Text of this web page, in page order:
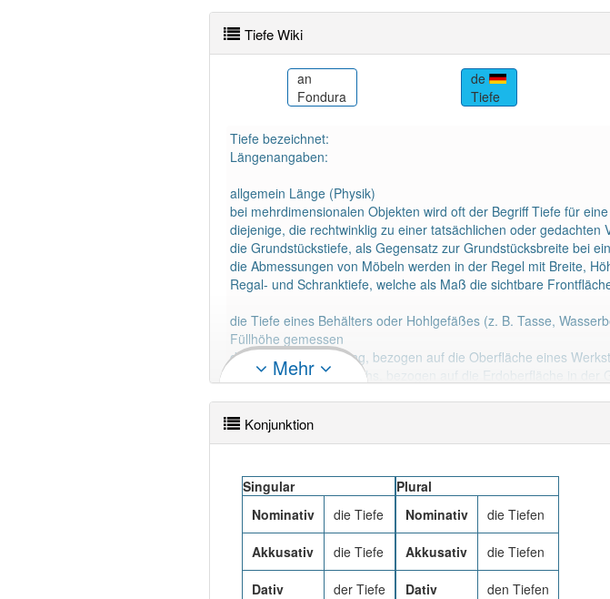
98% unserer Spielapp-Nutzer haben den Artikel korrekt
Tiefe Wiki
an
Fondura
de
Tiefe
Tiefe bezeichnet:
Längenangaben:
allgemein Länge (Physik)
bei mehrdimensionalen Objekten wird oft der Begriff Tiefe für
diejenige, die rechtwinklig zu einer tatsächlichen oder gedachten
die Grundstückstiefe, als Gegensatz zur Grundstücksbreite bei
die Abmessungen von Möbeln werden in der Regel mit Breite,
Regal- und Schranktiefe, welche als Maß die sichtbare
die Tiefe eines Behälters oder Hohlgefäßes (z. B. Tasse,
Füllhöhe gemessen
die Tiefe einer Bohrung, bezogen auf die Oberfläche eines
die Teufe eines Bohrlochs, bezogen auf die Erdoberfläche in der
Tiefe einer Wunde, bezogen auf die KörperoberflächePhysik:
Mehr
Konjunktion
Singular
Nominativ
die Tiefe
Akkusativ die Tiefe
Dativ der Tiefe
Plural
Nominativ
die Tiefen
Akkusativ die Tiefen
Dativ den Tiefen